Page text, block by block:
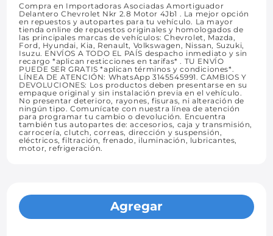
Compra en Importadoras Asociadas Amortiguador
Delantero Chevrolet Nkr 2.8 Motor 4Jb1 . La mejor opción
en repuestos y autopartes para tu vehículo. La mayor
tienda online de repuestos originales y homologados de
las principales marcas de vehículos: Chevrolet, Mazda,
Ford, Hyundai, Kia, Renault, Volkswagen, Nissan, Suzuki,
Isuzu. ENVÍOS A TODO EL PAÍS despacho inmediato y sin
recargo *aplican resticciones en tarifas* . TU ENVÍO
PUEDE SER GRATIS *aplican términos y condiciones*.
LÍNEA DE ATENCIÓN: WhatsApp 3145545991. CAMBIOS Y
DEVOLUCIONES: Los productos deben presentarse en su
empaque original y sin instalación previa en el vehículo.
No presentar deterioro, rayones, fisuras, ni alteración de
ningún tipo. Comunícate con nuestra línea de atención
para programar tu cambio o devolución. Encuentra
también tus autopartes de: accesorios, caja y transmisión,
carrocería, clutch, correas, dirección y suspensión,
eléctricos, filtración, frenado, iluminación, lubricantes,
motor, refrigeración.
Agregar